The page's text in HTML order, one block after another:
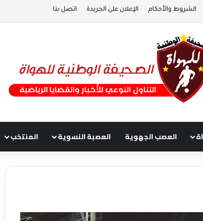
الشروط والأحكام الإعلان على الجريدة اتصل بنا
العصب الجهوية العصبة النسوية المنتخب